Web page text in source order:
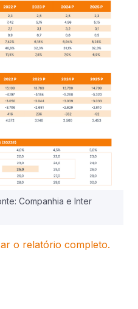
Companhia e Inter
o relatório completo.